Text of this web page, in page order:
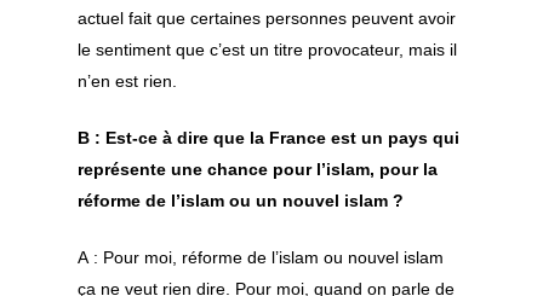
actuel fait que certaines personnes peuvent avoir
le sentiment que c’est un titre provocateur, mais il
n’en est rien.
B : Est-ce à dire que la France est un pays qui
représente une chance pour l’islam, pour la
réforme de l’islam ou un nouvel islam ?
A : Pour moi, réforme de l’islam ou nouvel islam
ça ne veut rien dire. Pour moi, quand on parle de